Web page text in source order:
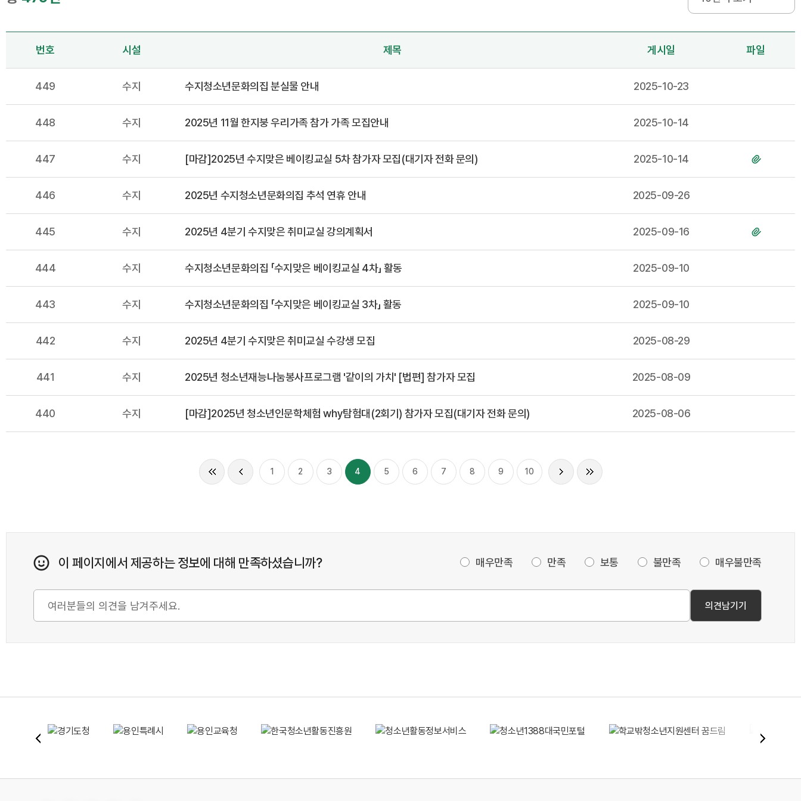
번호 시설 제목 게시일 파일
449 수지 수지청소년문화의집 분실물 안내 2025-10-23
448 수지 2025년 11월 한지붕 우리가족 참가 가족 모집안내 2025-10-14
447 수지 [마감]2025년 수지맞은 베이킹교실 5차 참가자 모집(대기자 전화 문의) 2025-10-14
446 수지 2025년 수지청소년문화의집 추석 연휴 안내 2025-09-26
445 수지 2025년 4분기 수지맞은 취미교실 강의계획서 2025-09-16
444 수지 수지청소년문화의집 「수지맞은 베이킹교실 4차」 활동 2025-09-10
443 수지 수지청소년문화의집 「수지맞은 베이킹교실 3차」 활동 2025-09-10
442 수지 2025년 4분기 수지맞은 취미교실 수강생 모집 2025-08-29
441 수지 2025년 청소년재능나눔봉사프로그램 '같이의 가치' [법편] 참가자 모집 2025-08-09
440 수지 [마감]2025년 청소년인문학체험 why탐험대(2회기) 참가자 모집(대기자 전화 문의) 2025-08-06
1 2 3 4 5 6 7 8 9 10
이 페이지에서 제공하는 정보에 대해 만족하셨습니까? 매우만족 만족 보통 불만족 매우불만족